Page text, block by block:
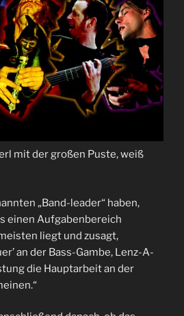
mit der großen Puste, weiß
„Band-leader“ haben,
einen Aufgabenbereich
liegt und zusagt,
an der Bass-Gambe, Lenz-A-
die Hauptarbeit an der